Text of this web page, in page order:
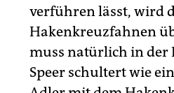
verführen lässt, wird
Hakenkreuzfahnen
muss natürlich in der
Speer schultert wie